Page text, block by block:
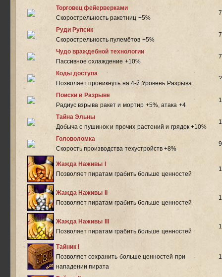
Торговец фейерверками
Скорострельность ракетниц +5%
7
Руди Рупсик
Скорострельность пулемётов +5%
7
Чудо враждебной технологии
Пассивное охлаждение +10%
7
Коды доступа
Позволяет проникнуть на 4-й Уровень Разрыва
?
Поиски в Разрыве
Радиус взрыва ракет и мортир +5%, атака +4
Тайна Эльны
Добыча c пушинок и прочих растений и грядок +10%
Головоломка
Скорость производства техустройств +8%
9
Жажда Наживы I
Позволяет пиратам грабить больше ценностей
1
Жажда Наживы II
Позволяет пиратам грабить больше ценностей
1
Жажда Наживы III
Позволяет пиратам грабить больше ценностей
1
Тайник I
Позволяет сохранить больше ценностей при
нападении пирата
1